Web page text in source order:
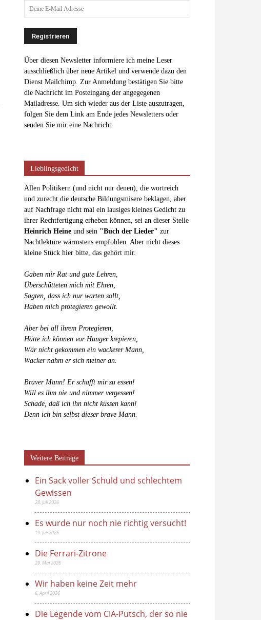
Über diesen Newsletter informiere ich meine Leser
ausschließlich über neue Artikel und verwende dazu den
Dienst Mailchimp. Zur Anmeldung bestätigen Sie bitte
die Nachricht im Posteingang der angegegenen
Mailadresse. Um sich wieder aus der Liste auszutragen,
folgen Sie dem Link am Ende jedes Newsletters oder
senden Sie mir eine Nachricht.
Lieblingsgedicht
Allen Politikern (und nicht nur denen), die wortreich
und zurecht die deutsche Bildungsmisere beklagen, aber
auf Nachfrage nicht mal ein lausiges kleines Gedicht zu
ihrer Rechtfertigung erheben können, sei an dieser Stelle
Heinrich Heine und sein "Buch der Lieder" zur
Nachtlektüre wärmstens empfohlen. Aber nicht dieses
kleine Stück hier bitte, das gehört mir.
Gaben mir Rat und gute Lehren,
Überschütteten mich mit Ehren,
Sagten, dass ich nur warten sollt,
Haben mich protegieren gewollt.
Aber bei all ihrem Protegieren,
Hätte ich können vor Hunger krepieren,
Wär nicht gekommen ein wackerer Mann,
Wacker nahm er sich meiner an.
Braver Mann! Er schafft mir zu essen!
Will es ihm nie und nimmer vergessen!
Schade, daß ich ihn nicht küssen kann!
Denn ich bin selbst dieser brave Mann.
Weitere Beiträge
Ein Sack voller Schuld und schlechtem
Gewissen
28. Juli 2026
Es wurde nur noch nie richtig versucht!
19. Juli 2026
Die Ferrari-Zitrone
29. Mai 2026
Wir haben keine Zeit mehr
6. April 2026
Die Legende vom CIA-Putsch, der so nie